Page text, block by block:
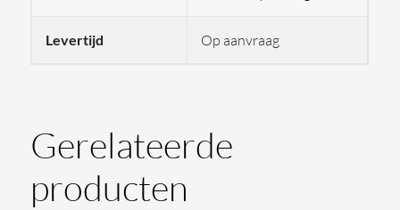
Levertijd Op aanvraag
Gerelateerde
producten